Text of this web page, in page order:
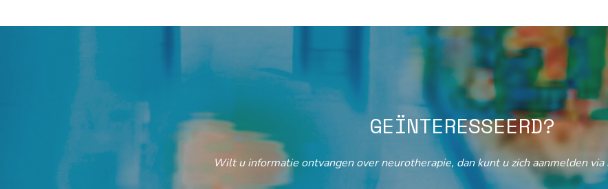
GEÏNTERESSEERD?
Wilt u informatie ontvangen over neurotherapie, dan kunt u zich aanmelden